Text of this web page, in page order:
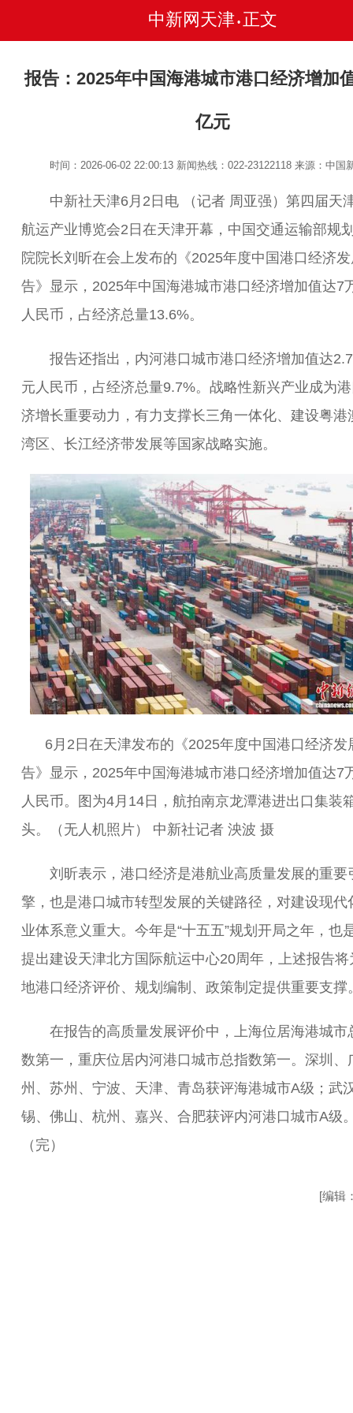
中新网天津 • 正文
报告：2025年中国海港城市港口经济增加
亿元
时间：2026-06-02 22:00:13 新闻热线：022-23122118来源：中国
中新社天津6月2日电 （记者 周亚强）第四届天
航运产业博览会2日在天津开幕，中国交通运输部规
院院长刘昕在会上发布的《2025年度中国港口经济
告》显示，2025年中国海港城市港口经济增加值达7
人民币，占经济总量13.6%。
报告还指出，内河港口城市港口经济增加值达
元人民币，占经济总量9.7%。战略性新兴产业成为
济增长重要动力，有力支撑长三角一体化、建设粤港
湾区、长江经济带发展等国家战略实施。
6月2日在天津发布的《2025年度中国港口经济发
告》显示，2025年中国海港城市港口经济增加值达7
人民币。图为4月14日，航拍南京龙潭港进出口集装
头。（无人机照片） 中新社记者 泱波 摄
刘昕表示，港口经济是港航业高质量发展的重要
擎，也是港口城市转型发展的关键路径，对建设现代
业体系意义重大。今年是“十五五”规划开局之年，也
提出建设天津北方国际航运中心20周年，上述报告将
地港口经济评价、规划编制、政策制定提供重要支撑
在报告的高质量发展评价中，上海位居海港城市
数第一，重庆位居内河港口城市总指数第一。深圳、
州、苏州、宁波、天津、青岛获评海港城市A级；武
锡、佛山、杭州、嘉兴、合肥获评内河港口城市A级
（完）
[编辑